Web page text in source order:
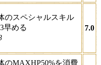
のスペシャルスキル
早める
7.0
のMAXHP50%を消費